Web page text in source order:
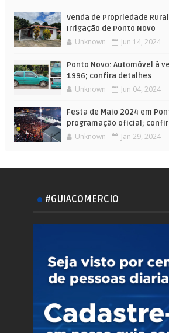
Venda de Propriedade
Irrigação de Ponto Novo
Unknown Jun 14, 2024
Ponto Novo: Automóvel à
1996; confira detalhes
Unknown Jun 04, 2024
Festa de Maio 2024 em
programação oficial;
Unknown Jan 29, 2024
#GUIACOMERCIO